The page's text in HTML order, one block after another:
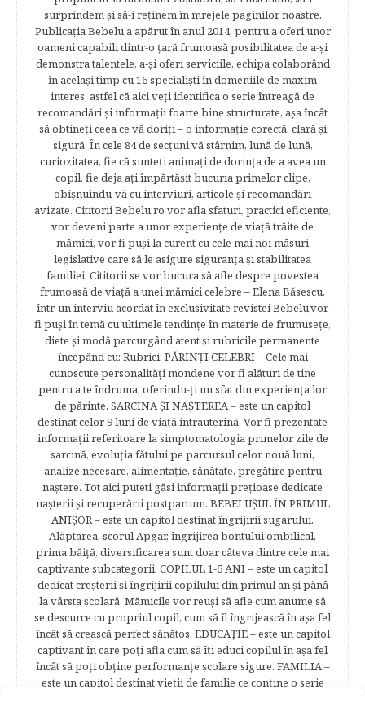
surprindem şi să-i reţinem în mrejele paginilor noastre.​
Publicația Bebelu a apărut în anul 2014, pentru a oferi unor
oameni capabili dintr-o ţară frumoasă posibilitatea de a-şi
demonstra talentele, a-şi oferi serviciile, echipa colaborând
în acelaşi timp cu 16 specialişti în domeniile de maxim
interes, astfel că aici veţi identifica o serie întreagă de
recomandări şi informaţii foarte bine structurate, aşa încât
să obtineţi ceea ce vă doriţi – o informaţie corectă, clară şi
sigură. În cele 84 de secțuni vă stârnim, lună de lună,
curiozitatea, fie că sunteţi animaţi de dorinţa de a avea un
copil, fie deja aţi împărtăşit bucuria primelor clipe,
obişnuindu-vă cu interviuri, articole şi recomandări
avizate. Cititorii Bebelu.ro vor afla sfaturi, practici eficiente,
vor deveni parte a unor experienţe de viaţă trăite de
mămici, vor fi puşi la curent cu cele mai noi măsuri
legislative care să le asigure siguranţa şi stabilitatea
familiei. Cititorii se vor bucura să afle despre povestea
frumoasă de viață a unei mămici celebre – Elena Băsescu,
într-un interviu acordat în exclusivitate revistei Bebelu,vor
fi puşi în temă cu ultimele tendinţe în materie de frumuseţe,
diete şi modă parcurgând atent şi rubricile permanente
începând cu: Rubrici: PĂRINŢI CELEBRI – Cele mai
cunoscute personalităţi mondene vor fi alături de tine
pentru a te îndruma, oferindu-ţi un sfat din experienţa lor
de părinte. SARCINA ŞI NAŞTEREA – este un capitol
destinat celor 9 luni de viaţă intrauterină. Vor fi prezentate
informaţii referitoare la simptomatologia primelor zile de
sarcină, evoluţia fătului pe parcursul celor nouă luni,
analize necesare, alimentaţie, sănătate, pregătire pentru
naştere. Tot aici puteti găsi informaţii preţioase dedicate
naşterii şi recuperării postpartum. BEBELUŞUL ÎN PRIMUL
ANIŞOR – este un capitol destinat îngrijirii sugarului.
Alăptarea, scorul Apgar, îngrijirea bontului ombilical,
prima băiţă, diversificarea sunt doar câteva dintre cele mai
captivante subcategorii. COPILUL 1-6 ANI – este un capitol
dedicat creşterii şi îngrijirii copilului din primul an şi până
la vârsta şcolară. Mămicile vor reuşi să afle cum anume să
se descurce cu propriul copil, cum să îl îngrijească în aşa fel
încât să crească perfect sănătos. EDUCAŢIE – este un capitol
captivant în care poţi afla cum să îţi educi copilul în aşa fel
încât să poţi obţine performanţe şcolare sigure. FAMILIA –
este un capitol destinat vieţii de familie ce conţine o serie